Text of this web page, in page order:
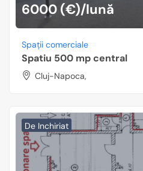
6000 (€)/lună
Spații comerciale
Spatiu 500 mp central
Cluj-Napoca,
De Inchiriat